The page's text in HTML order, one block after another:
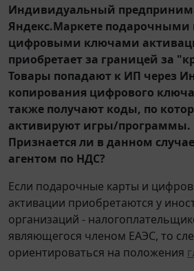
Индивидуальный
Яндекс.Маркете подарочными
цифровыми ключами
приобретает за границей за
Товары попадают к ИП через
копирования цифрового
также получают коды, по
активируют игры/программы.
Признается ли в данном
агентом по НДС?
Если подарочные карты и
активации приобретаются у
организаций -
являющегося членом ЕАЭС, то
ориентироваться на положения